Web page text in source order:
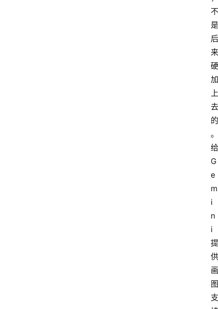
不
是
后
来
硬
加
上
去
的
。
给
G
e
m
i
n
i
提
供
画
图
支